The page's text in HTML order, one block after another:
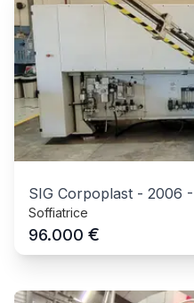
SIG Corpoplast - 2006 -
Soffiatrice
96.000 €